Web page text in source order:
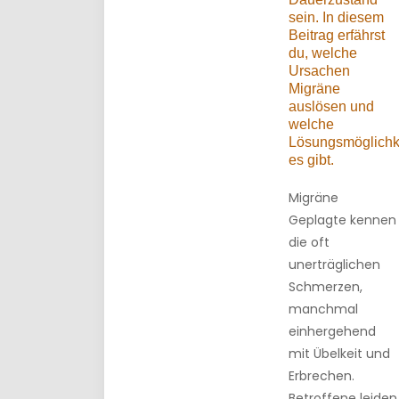
sein. In diesem
Beitrag erfährst
du, welche
Ursachen
Migräne
auslösen und
welche
es gibt.
Migräne
Geplagte kennen
die oft
unerträglichen
Schmerzen,
manchmal
einhergehend
mit Übelkeit und
Erbrechen.